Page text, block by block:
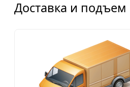
Доставка и подъем